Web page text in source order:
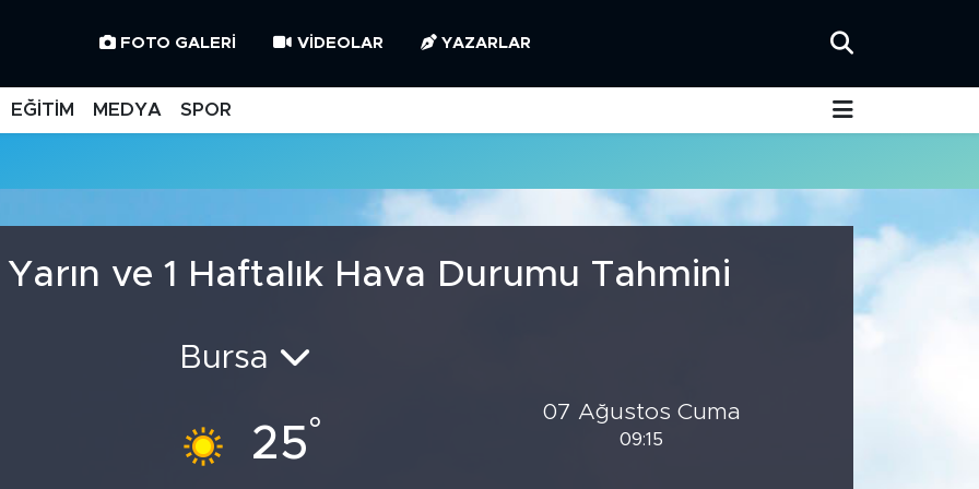
FOTO GALERI VIDEOLAR YAZARLAR
EĞİTİM MEDYA SPOR
ve 1 Haftalık Hava Durumu Tahmini
Bursa
25°
07 Ağustos Cuma
09:15